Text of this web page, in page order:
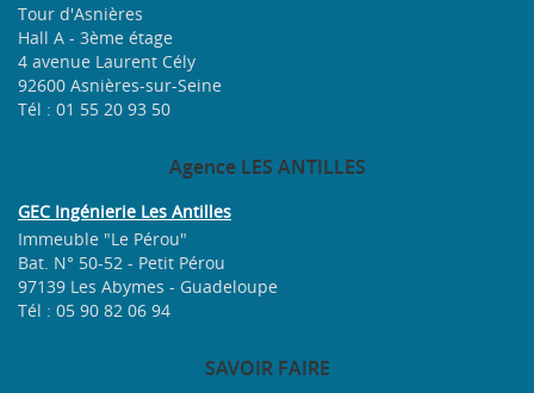
Tour d'Asnières
Hall A - 3ème étage
4 avenue Laurent Cély
92600 Asnières-sur-Seine
Tél : 01 55 20 93 50
AgenceLES ANTILLES
GEC Ingénierie Les Antilles
Immeuble "Le Pérou"
Bat. N° 50-52 - Petit Pérou
97139 Les Abymes - Guadeloupe
Tél : 05 90 82 06 94
SAVOIRFAIRE